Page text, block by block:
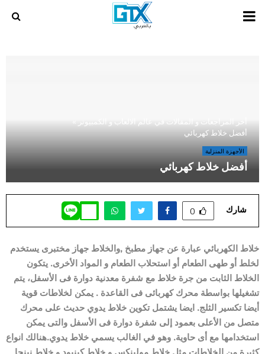
PRIMARY
أفضل خلاط كهربائي
الأجهزة المنزلية
أفضل خلاط كهربائي
شارك 0
خلاط الكهربائي عبارة عن جهاز مطبخ ,والخلاط جهاز مختبرى يستخدم
لخلط أو طهى الطعام أو استحلاب الطعام و المواد الأخرى. يتكون
الخلاط الثابت من جرة خلاط مع شفرة معدنية دوارة فى الأسفل، يتم
تشغيلها بواسطة محرك كهربائى فى القاعدة . يمكن لخلاطات قوية
أيضا تكسير الثلج. ايضا يشتمل تكوين خلاط يدوي حديث على محرك
متصل من الأعلى بعمود إلى شفرة دوارة فى الأسفل والتى يمكن
استخدامها مع أى حاوية. وهو في الغالب يسمي خلاط يدوي.هنالك انواع
كثيرة من الخلاطات مثل خلاط مولينکس و خلاط كينيود و خلاط نينجا